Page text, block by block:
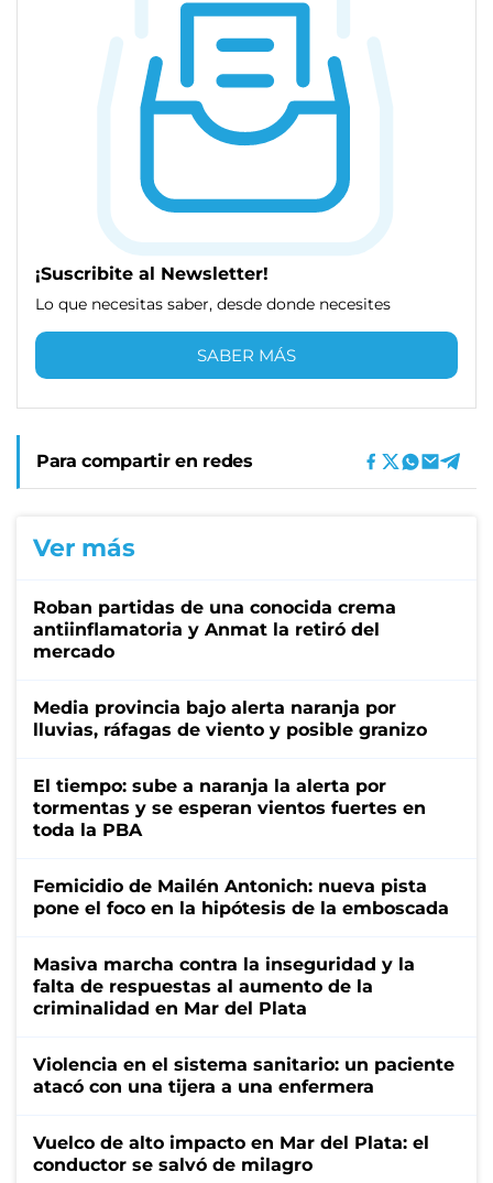
¡Suscribite al Newsletter!
Lo que necesitas saber, desde donde necesites
SABER MÁS
Para compartir en redes
Ver más
Roban partidas de una conocida crema
antiinflamatoria y Anmat la retiró del
mercado
Media provincia bajo alerta naranja por
lluvias, ráfagas de viento y posible granizo
El tiempo: sube a naranja la alerta por
tormentas y se esperan vientos fuertes en
toda la PBA
Femicidio de Mailén Antonich: nueva pista
pone el foco en la hipótesis de la emboscada
Masiva marcha contra la inseguridad y la
falta de respuestas al aumento de la
criminalidad en Mar del Plata
Violencia en el sistema sanitario: un paciente
atacó con una tijera a una enfermera
Vuelco de alto impacto en Mar del Plata: el
conductor se salvó de milagro